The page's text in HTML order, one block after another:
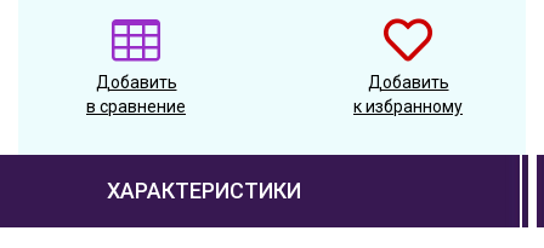
Добавить
в сравнение
Добавить
к избранному
ХАРАКТЕРИСТИКИ